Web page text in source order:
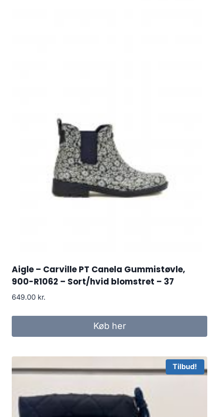
Aigle – Carville PT Canela Gummistøvle,
900-R1062 – Sort/hvid blomstret – 37
649.00 kr.
Køb her
Tilbud!